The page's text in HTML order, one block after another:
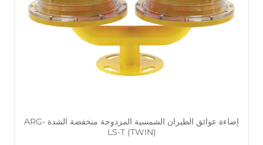
اقرأ أكثر
إضاءة عوائق الطيران الشمسية المزدوجة منخفضة الشدة ARG-
LS-T (TWIN)